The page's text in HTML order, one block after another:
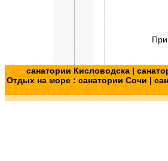
При
санатории Кисловодска|
Отдых на море : санатории Сочи |